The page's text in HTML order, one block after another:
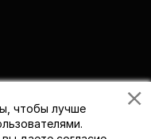
чтобы лучше